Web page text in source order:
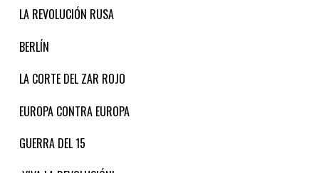
LA REVOLUCIÓN RUSA
BERLÍN
LA CORTE DEL ZAR ROJO
EUROPA CONTRA EUROPA
GUERRA DEL 15